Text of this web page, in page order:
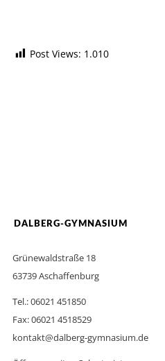
Post Views: 1.010
DALBERG-GYMNASIUM
Grünewaldstraße 18
63739 Aschaffenburg
Tel.: 06021 451850
Fax: 06021 4518529
kontakt@dalberg-gymnasium.de